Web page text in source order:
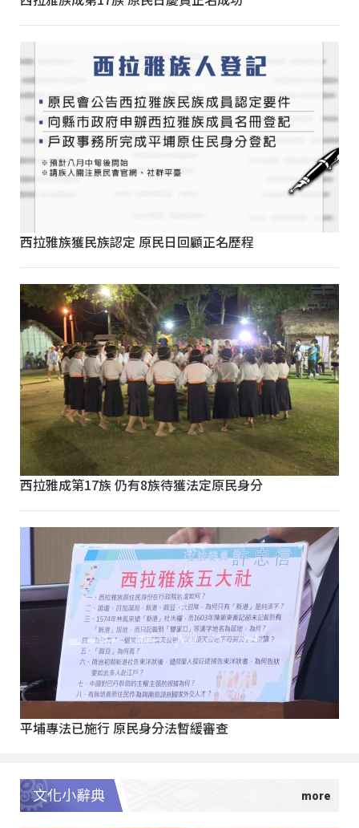
西拉雅族獲民族認定 原民日回顧正名歷程
西拉雅成第17族 仍有8族待獲法定原民身分
平埔專法已施行 原民身分法暫緩審查
文化小辭典